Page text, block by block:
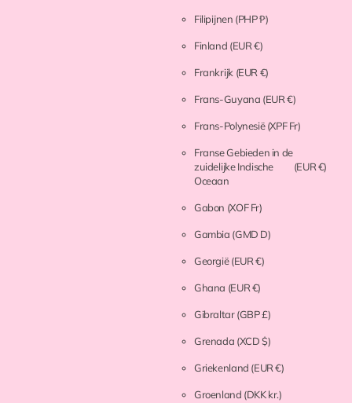
Filipijnen (PHP ₱)
Finland (EUR €)
Frankrijk (EUR €)
Frans-Guyana (EUR €)
Frans-Polynesië(XPF Fr)
Franse Gebieden in de
zuidelijke Indische
Oceaan
(EUR €)
Gabon (XOF Fr)
Gambia (GMD D)
Georgië(EUR €)
Ghana (EUR €)
Gibraltar(GBP £)
Grenada (XCD $)
Griekenland (EUR €)
Groenland (DKK kr.)